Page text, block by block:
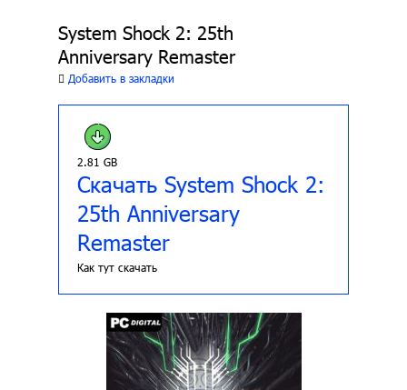
System Shock 2: 25th
Anniversary Remaster
Добавить в закладки
2.81 GB
Скачать System Shock 2:
25th Anniversary
Remaster
Как тут скачать